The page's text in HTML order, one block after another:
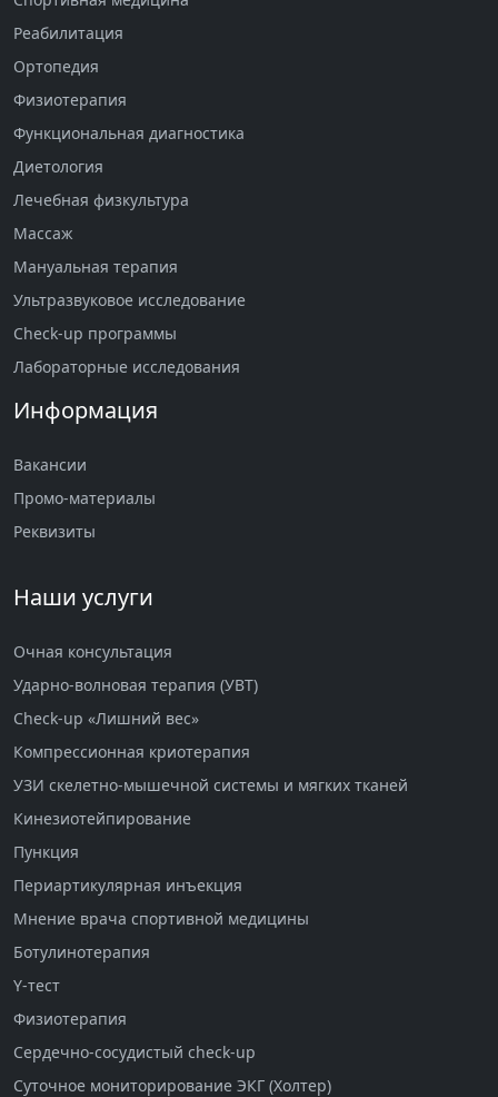
Реабилитация
Ортопедия
Физиотерапия
Функциональная диагностика
Диетология
Лечебная физкультура
Массаж
Мануальная терапия
Ультразвуковое исследование
Check-up программы
Лабораторные исследования
Информация
Вакансии
Промо-материалы
Реквизиты
Наши услуги
Очная консультация
Ударно-волновая терапия (УВТ)
Check-up «Лишний вес»
Компрессионная криотерапия
УЗИ скелетно-мышечной системы и мягких тканей
Кинезиотейпирование
Пункция
Периартикулярная инъекция
Мнение врача спортивной медицины
Ботулинотерапия
Y-тест
Физиотерапия
Сердечно-сосудистый check-up
Суточное мониторирование ЭКГ (Холтер)